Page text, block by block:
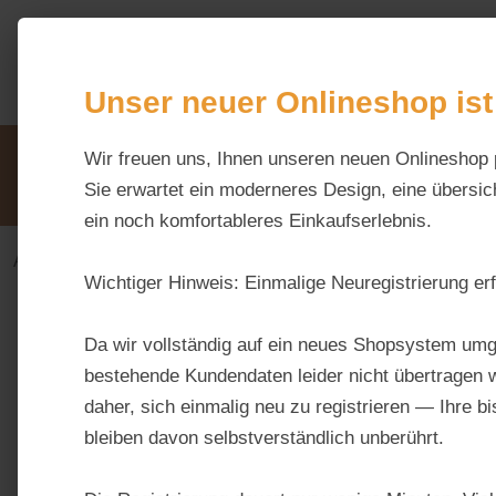
Hauptinhalt springen
Zur Suche springen
Unsere VorteileBeratung via WhatsApp:
0176 / 99 66 31 80
Alles fürs Pferd
Unser neuer Onlineshop
Wir freuen uns, Ihnen unseren neuen
Sie erwartet ein moderneres Design, eine
ein noch komfortableres Einkaufserlebnis.
Wichtiger Hinweis: Einmalige Neuregistrierung
Da wir vollständig auf ein neues Shopsystem
bestehende Kundendaten leider nicht übertragen
daher, sich einmalig neu zu registrieren — Ihre
bleiben davon selbstverständlich unberührt.